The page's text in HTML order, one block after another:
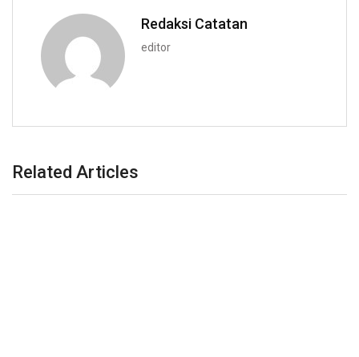
Redaksi Catatan
editor
Related Articles